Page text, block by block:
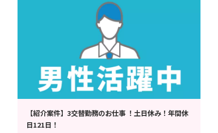
【紹介案件】3交替勤務のお仕事 ！土日休み！年間休
日121日！